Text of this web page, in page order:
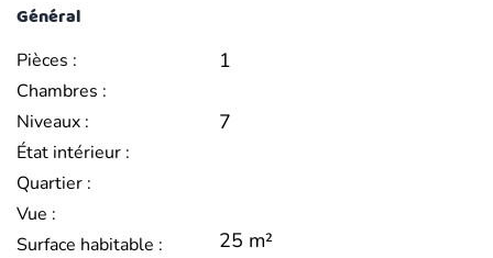
Général
Pièces : 1
Chambres :
Niveaux :
7
État intérieur :
Quartier :
Vue :
Surface habitable :
25 m²